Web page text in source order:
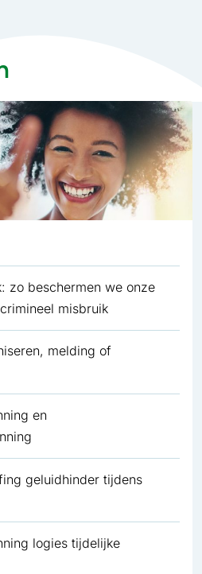
zo beschermen we onze
misbruik
melding of
en
geluidhinder tijdens
logies tijdelijke